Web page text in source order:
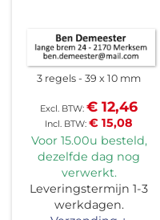
3 regels 39 x 10 mm
€ 15,08
€ 12,46
Voor 15.00u besteld,
dezelfde dag nog
verwerkt.
Leveringstermijn 1-3
werkdagen.